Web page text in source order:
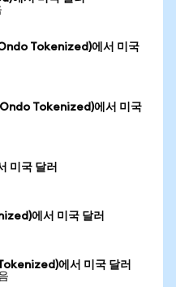
Tokenized)에서 미국
Tokenized)에서 미국
미국 달러
에서 미국 달러
에서 미국 달러